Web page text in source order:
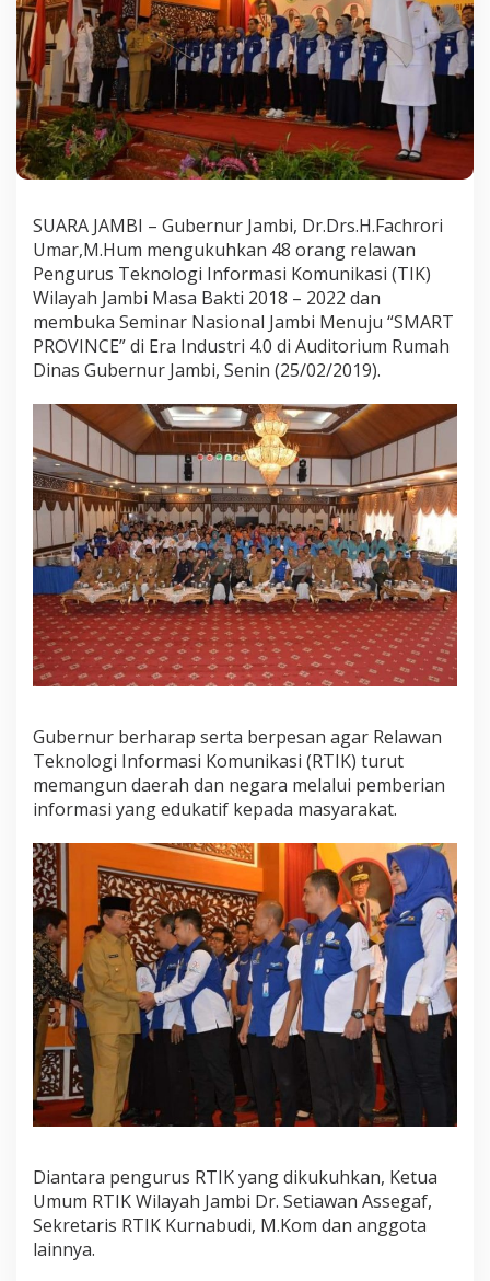
k
u
h
k
n
4
8
R
e
a
w
n
T
e
k
n
o
l
o
g
i
I
n
f
o
r
m
a
s
i
K
o
n
i
k
a
s
SUARA JAMBI – Gubernur Jambi, Dr.Drs.H.Fachrori
Umar,M.Hum mengukuhkan 48 orang relawan
Pengurus Teknologi Informasi Komunikasi (TIK)
Wilayah Jambi Masa Bakti 2018 – 2022 dan
membuka Seminar Nasional Jambi Menuju “SMART
PROVINCE” di Era Industri 4.0 di Auditorium Rumah
Dinas Gubernur Jambi, Senin (25/02/2019).
Gubernur berharap serta berpesan agar Relawan
Teknologi Informasi Komunikasi (RTIK) turut
memangun daerah dan negara melalui pemberian
informasi yang edukatif kepada masyarakat.
Diantara pengurus RTIK yang dikukuhkan, Ketua
Umum RTIK Wilayah Jambi Dr. Setiawan Assegaf,
Sekretaris RTIK Kurnabudi, M.Kom dan anggota
lainnya.